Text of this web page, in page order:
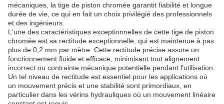
mécaniques, la tige de piston chromée garantit fiabilité et longue
durée de vie, ce qui en fait un choix privilégié des professionnels
et des ingénieurs.
L'une des caractéristiques exceptionnelles de cette tige de piston
chromée est sa rectitude exceptionnelle, qui est maintenue à pas
plus de 0,2 mm par mètre. Cette rectitude précise assure un
fonctionnement fluide et efficace, minimisant tout alignement
incorrect ou contrainte mécanique potentielle pendant l'utilisation.
Un tel niveau de rectitude est essentiel pour les applications où
un mouvement précis et une stabilité sont primordiaux, en
particulier dans les vérins hydrauliques où un mouvement linéaire